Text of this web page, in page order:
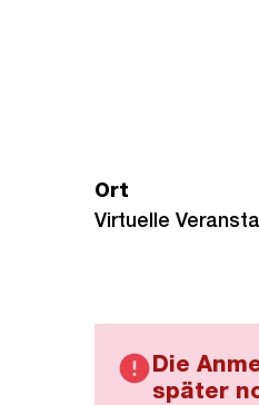
Ort
Virtuelle
Die
später